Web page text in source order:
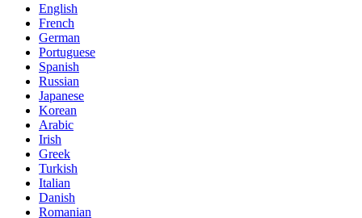
English
French
German
Portuguese
Spanish
Russian
Japanese
Korean
Arabic
Irish
Greek
Turkish
Italian
Danish
Romanian